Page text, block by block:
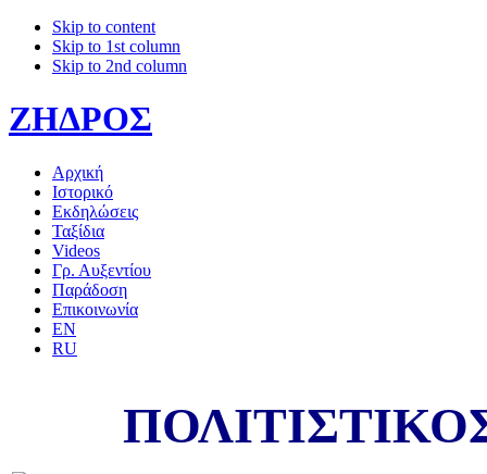
Skip to content
Skip to 1st column
Skip to 2nd column
ΖΗΔΡΟΣ
Αρχική
Ιστορικό
Εκδηλώσεις
Ταξίδια
Videos
Γρ. Αυξεντίου
Παράδοση
Επικοινωνία
EN
RU